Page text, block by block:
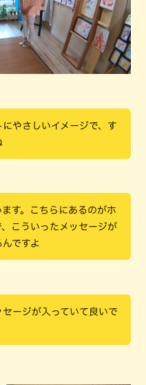
やさしいイメージで、す
す。こちらにあるのがホ
こういったメッセージが
ですよ
ージが入っていて良いで